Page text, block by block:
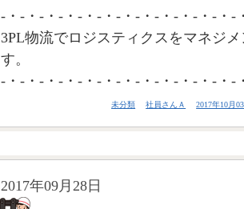
-・-・-・-・-・-・-・-・-・-・-・-・-
3PL物流でロジスティクスをマネジ
す。
-・-・-・-・-・-・-・-・-・-・-・-・-
未分類 社員さんＡ 2017年10月
2017年09月28日